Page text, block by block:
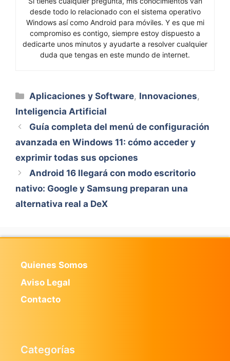
desde todo lo relacionado con el sistema operativo
Windows así como Android para móviles. Y es que mi
compromiso es contigo, siempre estoy dispuesto a
dedicarte unos minutos y ayudarte a resolver cualquier
duda que tengas en este mundo de internet.
Categorías
Aplicaciones y Software, Innovaciones,
Inteligencia Artificial
Guía completa del menú de configuración
avanzada en Windows 11: cómo acceder y
exprimir todas sus opciones
Android 16 llegará con modo escritorio
nativo: Google y Samsung preparan una
alternativa real a DeX
Quienes Somos
Aviso Legal
Contacto
Categorías